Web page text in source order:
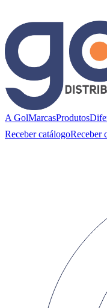
A GolMarcasProdutos
Receber catálogoReceber